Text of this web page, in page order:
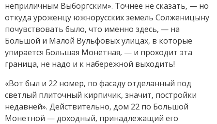
неприличным Выборгским». Точнее не сказать, — но
откуда уроженцу южнорусских земель Солженицыну
почувствовать было, что именно здесь, — на
Большой и Малой Вульфовых улицах, в которые
упирается Большая Монетная, — и проходит эта
граница, не надо и к набережной выходить!
«Вот был и 22 номер, по фасаду отделанный под
светлый плиточный кирпичик, значит, постройки
недавней». Действительно, дом 22 по Большой
Монетной — доходный, принадлежащий его